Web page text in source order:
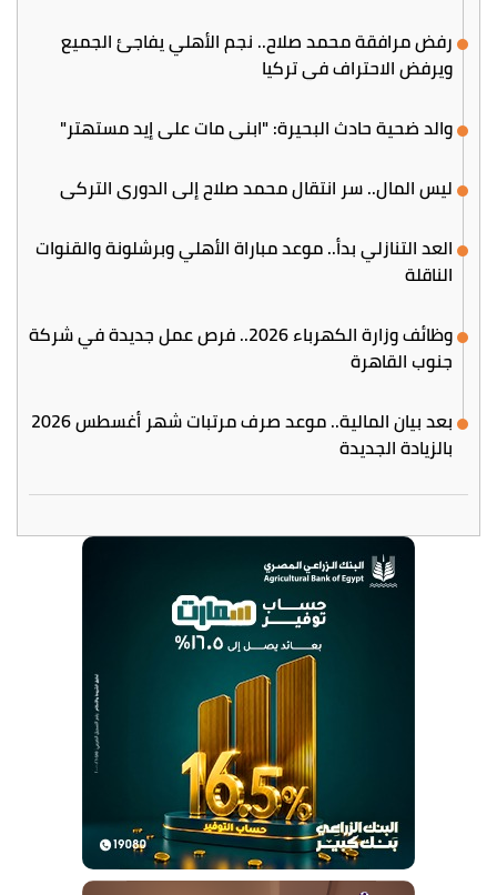
رفض مرافقة محمد صلاح.. نجم الأهلي يفاجئ الجميع
ويرفض الاحتراف في تركيا
والد ضحية حادث البحيرة: "ابني مات على إيد مستهتر"
ليس المال.. سر انتقال محمد صلاح إلى الدوري التركي
العد التنازلي بدأ.. موعد مباراة الأهلي وبرشلونة والقنوات
الناقلة
وظائف وزارة الكهرباء 2026.. فرص عمل جديدة في شركة
جنوب القاهرة
بعد بيان المالية.. موعد صرف مرتبات شهر أغسطس 2026
بالزيادة الجديدة